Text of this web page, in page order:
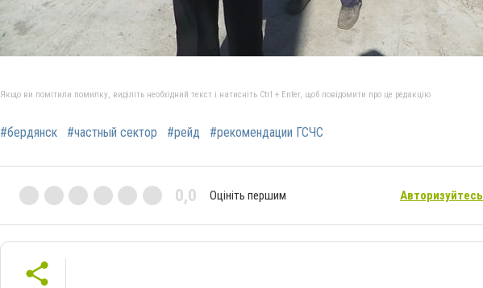
Якщо ви помітили помилку, виділіть необхідний текст і натисніть Ctrl + Enter, щоб повідомити про це редакцію
#бердянск #частный сектор #рейд #рекомендации ГСЧС
0,0 Оцініть першим Авторизуйтесь